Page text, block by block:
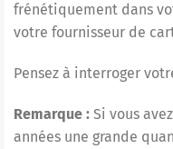
frénétiquement dans
votre fournisseur de
Pensez à interroger
Remarque : Si vous
années une grande